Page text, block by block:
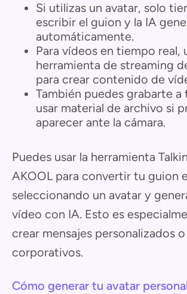
Si utilizas un avatar, solo
escribir el guion y la IA
automáticamente.
Para vídeos en tiempo real,
herramienta de streaming
para crear contenido de
También puedes grabarte a
usar material de archivo si
aparecer ante la cámara.
Puedes usar la herramienta
AKOOL para convertir tu guion
seleccionando un avatar y
vídeo con IA. Esto es
crear mensajes personalizados o
corporativos.
Cómo generar tu avatar